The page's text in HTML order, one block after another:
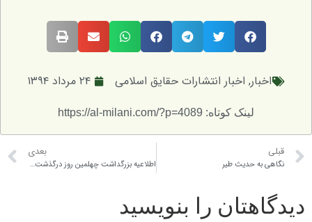
اخبار انتشارات حقایق اسلامی ۲۴ مرداد ۱۳۹۴
حدیث طیر اطلاعیه بزرگداشت چهلمین روز درگذشت مرحوم حجة الاسلام والمسلمین سید محمد منیر حسینی میلانی
را بنویسید